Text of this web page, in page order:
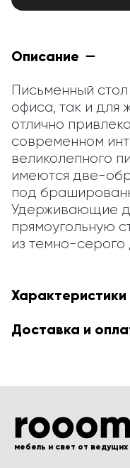
Описание
Письменный
офиса, так и для
отлично
современном
великолепного
имеются две-
под
Удерживающие
прямоугольную
из темно-
Характеристики
Доставка и
мебель и свет от